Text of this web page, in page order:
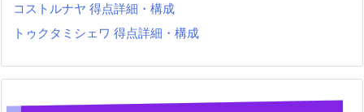
コストルナヤ 得点詳細・構成
トゥクタミシェワ 得点詳細・構成